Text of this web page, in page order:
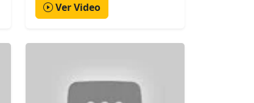
Ver Video